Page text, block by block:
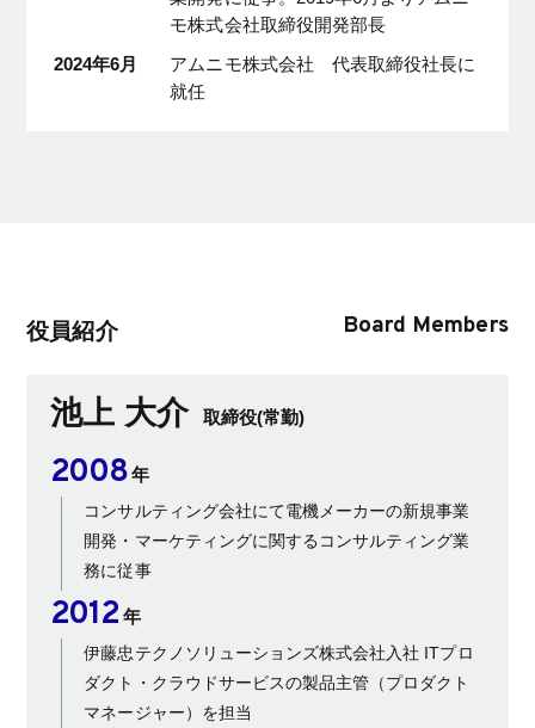
モ株式会社取締役開発部長
2024年6月
アムニモ株式会社 代表取締役社長に
就任
役員紹介 Board Members
池上 大介 取締役(常勤)
2008 年
コンサルティング会社にて電機メーカーの新規事業
開発・マーケティングに関するコンサルティング業
務に従事
2012 年
伊藤忠テクノソリューションズ株式会社入社 ITプロ
ダクト・クラウドサービスの製品主管（プロダクト
マネージャー）を担当